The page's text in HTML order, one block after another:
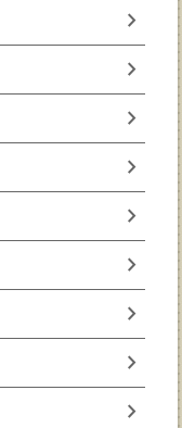
chevron_right
chevron_right
chevron_right
chevron_right
chevron_right
chevron_right
chevron_right
chevron_right
chevron_right